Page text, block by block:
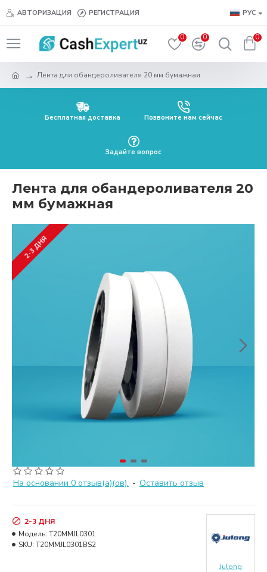
АВТОРИЗАЦИЯ РЕГИСТРАЦИЯ РУС
0 0 0
Лента для обандероливателя 20 мм бумажная
Бесплатная доставка Позвоните нам сейчас
Задайте вопрос
Лента для обандероливателя 20
мм бумажная
2-3 ДНЯ
На основании 0 отзыв(а)(ов). - Оставить отзыв
2-3 ДНЯ
Модель: T20MMJL0301
SKU: T20MMJL0301BS2
Julong